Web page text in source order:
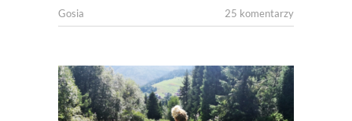
Gosia 25 komentarzy